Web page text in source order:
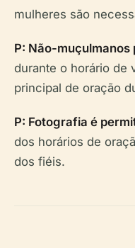
mulheres são
P: Não-muçulmanos
durante o horário de
principal de oração
P: Fotografia é
dos horários de
dos fiéis.